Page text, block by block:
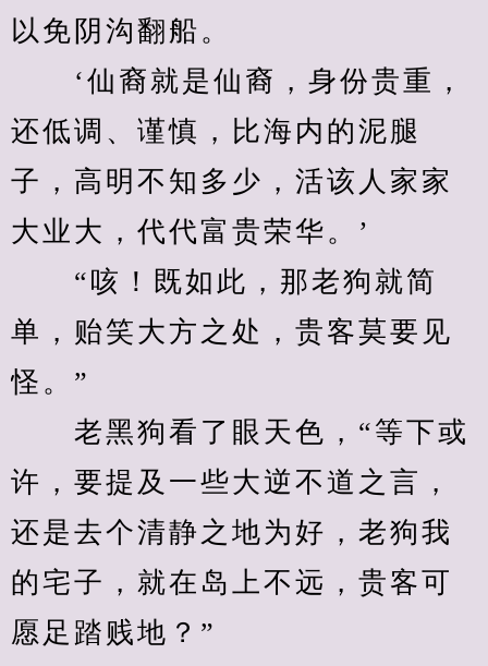
以免阴沟翻船。
‘仙裔就是仙裔，身份贵重，
还低调、谨慎，比海内的泥腿
子，高明不知多少，活该人家家
大业大，代代富贵荣华。’
“咳！既如此，那老狗就简
单，贻笑大方之处，贵客莫要见
怪。”
老黑狗看了眼天色，“等下或
许，要提及一些大逆不道之言，
还是去个清静之地为好，老狗我
的宅子，就在岛上不远，贵客可
愿足踏贱地？”